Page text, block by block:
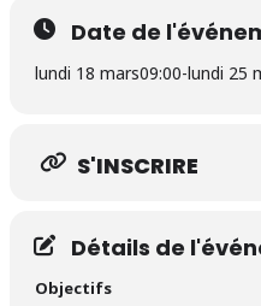
Date de
lundi 18 mars09:00-lundi 25
S'INSCRIRE
Détails de
Objectifs